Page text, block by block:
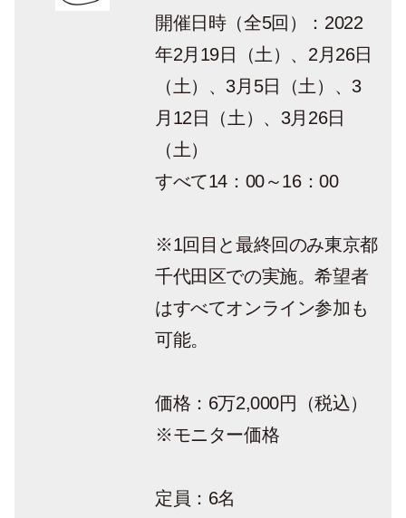
開催日時（全5回）：2022
年2月19日（土）、2月26日
（土）、3月5日（土）、3
月12日（土）、3月26日
（土）
すべて14：00～16：00
※1回目と最終回のみ東京都
千代田区での実施。希望者
はすべてオンライン参加も
可能。
価格：6万2,000円（税込）
※モニター価格
定員：6名